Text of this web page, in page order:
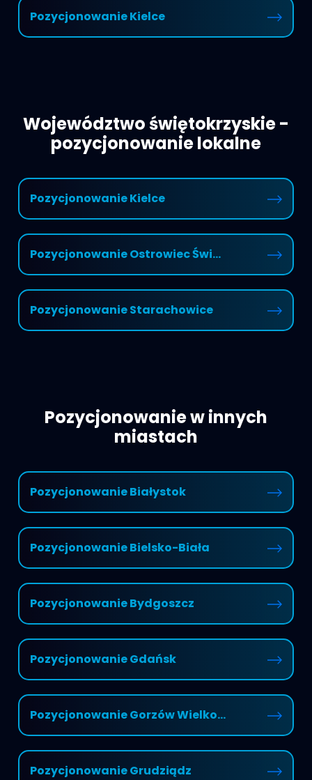
Pozycjonowanie Kielce
Województwo świętokrzyskie -
pozycjonowanie lokalne
Pozycjonowanie Kielce
Pozycjonowanie Ostrowiec Świ...
Pozycjonowanie Starachowice
Pozycjonowanie w innych
miastach
Pozycjonowanie Białystok
Pozycjonowanie Bielsko-Biała
Pozycjonowanie Bydgoszcz
Pozycjonowanie Gdańsk
Pozycjonowanie Gorzów Wielko...
Pozycjonowanie Grudziądz